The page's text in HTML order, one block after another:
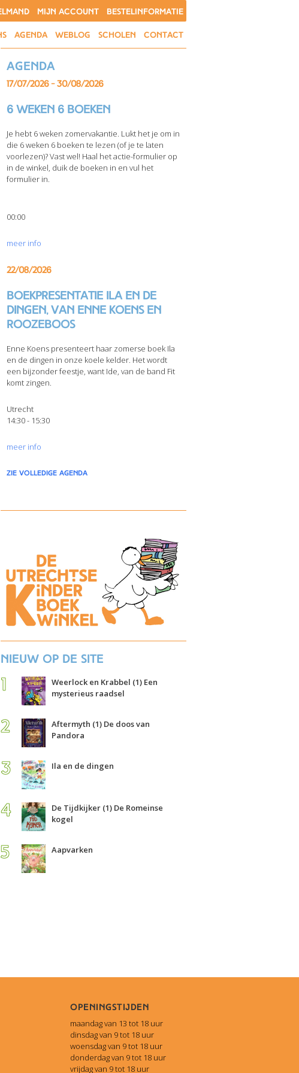
MIJN ACCOUNT BESTELINFORMATIE
AGENDA WEBLOG SCHOLEN CONTACT
Agenda
17/07/2026 - 30/08/2026
6 weken 6 boeken
Je hebt 6 weken zomervakantie. Lukt het je om in
die 6 weken 6 boeken te lezen (of je te laten
voorlezen)? Vast wel! Haal het actie-formulier op
in de winkel, duik de boeken in en vul het
formulier in.
00:00
meer info
22/08/2026
Boekpresentatie Ila en de
dingen, van Enne Koens en
Roozeboos
Enne Koens presenteert haar zomerse boek Ila
en de dingen in onze koele kelder. Het wordt
een bijzonder feestje, want Ide, van de band Fit
komt zingen.
Utrecht
14:30 - 15:30
meer info
zie volledige agenda
Nieuw op de site
Weerlock en Krabbel (1) Een
mysterieus raadsel
Aftermyth (1) De doos van
Pandora
Ila en de dingen
De Tijdkijker (1) De Romeinse
kogel
Aapvarken
Openingstijden
maandag van 13 tot 18 uur
dinsdag van 9 tot 18 uur
woensdag van 9 tot 18 uur
donderdag van 9 tot 18 uur
vrijdag van 9 tot 18 uur